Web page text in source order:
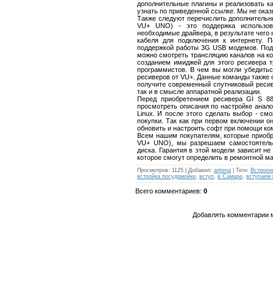
дополнительные плагины и реализовать
узнать по приведенной ссылке. Мы не
Также следуют перечислить
VU+ UNO) - это поддержка
необходимые драйвера, в результате
кабеля для подключения к интернету.
поддержкой работы 3G USB модемов.
можно смотреть трансляцию каналов на
созданием имиджей для этого ресивера
программистов. В чем вы могли
ресиверов от VU+. Данные команды также
получите современный спутниковый
так и в смысле аппаратной реализации.
Перед приобретением ресивера GI S
просмотреть описания по настройке
Linux. И после этого сделать выбор -
покупки. Так как при первом включении
обновить и настроить софт при помощи
Всем нашим покупателям, которые
VU+ UNO), мы разрешаем
диска. Гарантия в этой модели зависит
которое смогут определить в ремонтной
Просмотров: 1125 Добавил: antena Теги:
встройка посудомойки вступ в Самаре вступаем
Всего комментариев: 0
Добавлять комментарии